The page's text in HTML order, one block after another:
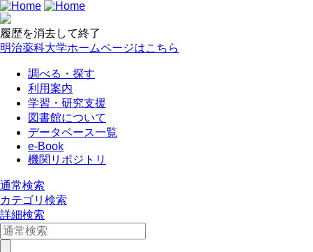
履歴を消去して終了
明治薬科大学ホームページはこちら
調べる・探す
利用案内
学習・研究支援
図書館について
データベース一覧
e-Book
機関リポジトリ
通常検索
カテゴリ検索
詳細検索